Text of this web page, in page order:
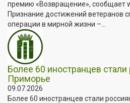
премию «Возвращение», сообщает
Признание достижений ветеранов
операции в мирной жизни –...
Более 60 иностранцев
Приморье
09.07.2026
Более 60 иностранцев стали